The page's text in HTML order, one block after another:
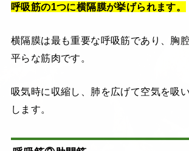
呼吸筋の1つに横隔膜が挙げられます。
横隔膜は最も重要な呼吸筋であり、胸
平らな筋肉です。
吸気時に収縮し、肺を広げて空気を吸
します。